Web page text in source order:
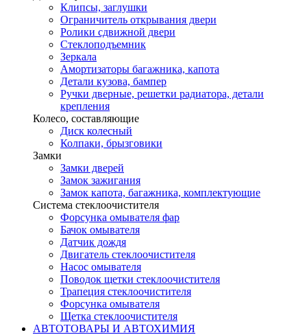
Клипсы, заглушки
Ограничитель открывания двери
Ролики сдвижной двери
Стеклоподъемник
Зеркала
Амортизаторы багажника, капота
Детали кузова, бампер
Ручки дверные, решетки радиатора, детали
крепления
Колесо, составляющие
Диск колесный
Колпаки, брызговики
Замки
Замки дверей
Замок зажигания
Замок капота, багажника, комплектующие
Система стеклоочистителя
Форсунка омывателя фар
Бачок омывателя
Датчик дождя
Двигатель стеклоочистителя
Насос омывателя
Поводок щетки стеклоочистителя
Трапеция стеклоочистителя
Форсунка омывателя
Щетка стеклоочистителя
АВТОТОВАРЫ И АВТОХИМИЯ